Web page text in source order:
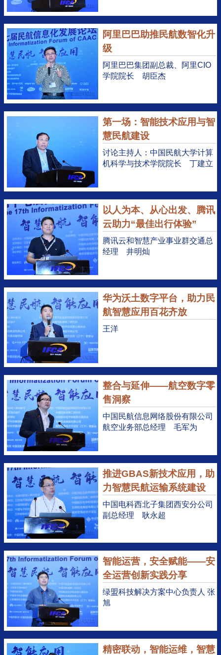
阿里巴巴助推民航数智化升
级
阿里巴巴集团副总裁、阿里CIO
学院院长 胡臣杰
第一场：智能技术应用与智
慧民航建设
讨论主持人：中国民航大学计算
机科学与技术学院院长 丁建立
以人为本、从心出发、腾讯
云助力“最佳出行体验”
腾讯云和智慧产业事业群交通总
经理 井明灿
华为沃土数字平台，助力民
航智慧应用百花齐放
王洋
整合与延伸——航空数字零
售洞察
中国民航信息网络股份有限公司
航空业务部总经理 毛军为
推进GBAS新技术应用，助
力智慧民航运输系统建设
中国电科西北子集团西安分公司
副总经理 耿永超
智能运营，安全赋能——安
全运营创新实践分享
绿盟科技解决方案中心负责人 张
旭
精密联动，智能运维，智慧